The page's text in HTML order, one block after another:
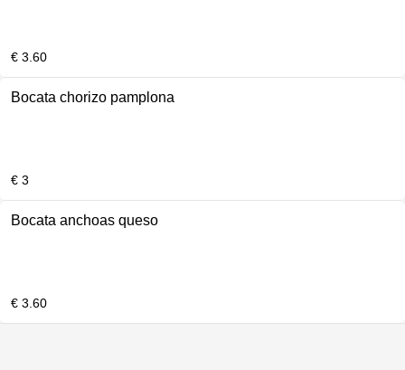
€ 3.60
Bocata chorizo pamplona
€ 3
Bocata anchoas queso
€ 3.60